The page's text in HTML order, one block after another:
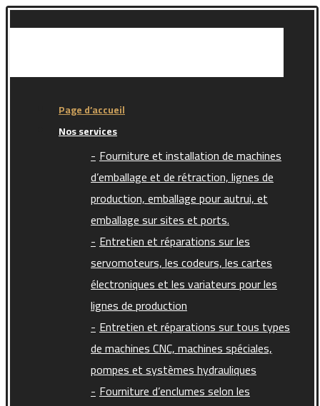
Page d’accueil
Nos services
Fourniture et installation de machines
d’emballage et de rétraction, lignes de
production, emballage pour autrui, et
emballage sur sites et ports.
Entretien et réparations sur les
servomoteurs, les codeurs, les cartes
électroniques et les variateurs pour les
lignes de production
Entretien et réparations sur tous types
de machines CNC, machines spéciales,
pompes et systèmes hydrauliques
Fourniture d’enclumes selon les